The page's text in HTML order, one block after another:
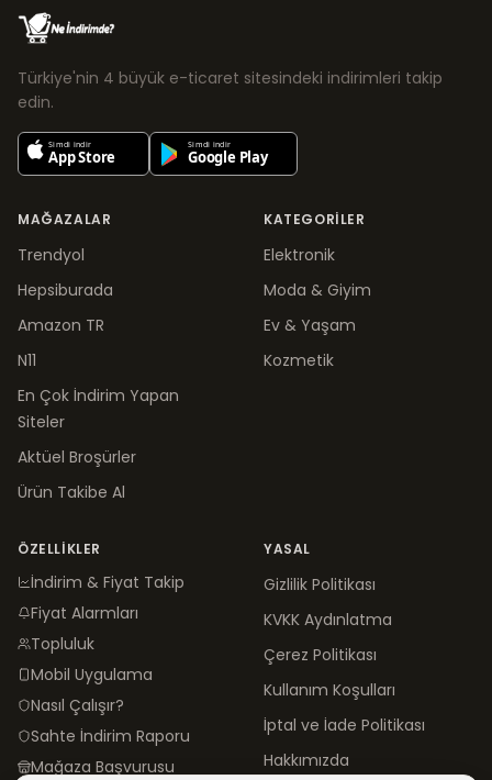
Türkiye'nin 4 büyük e-ticaret sitesindeki indirimleri takip
edin.
MAĞAZALAR
Trendyol
Hepsiburada
Amazon TR
N11
En Çok İndirim Yapan
Siteler
Aktüel Broşürler
Ürün Takibe Al
KATEGORILER
Elektronik
Moda & Giyim
Ev & Yaşam
Kozmetik
ÖZELLIKLER
İndirim & Fiyat Takip
Fiyat Alarmları
Topluluk
Mobil Uygulama
Nasıl Çalışır?
Sahte İndirim Raporu
Mağaza Başvurusu
YASAL
Gizlilik Politikası
KVKK Aydınlatma
Çerez Politikası
Kullanım Koşulları
İptal ve İade Politikası
Hakkımızda